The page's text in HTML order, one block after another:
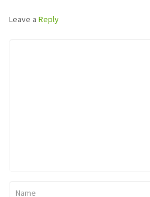
Leave a Reply